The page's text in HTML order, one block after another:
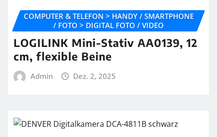
COMPUTER & TELEFON > HANDY / SMARTPHONE
/ FOTO > DIGITAL FOTO / VIDEO
LOGILINK Mini-Stativ AA0139, 12
cm, flexible Beine
Admin Dez. 2, 2025